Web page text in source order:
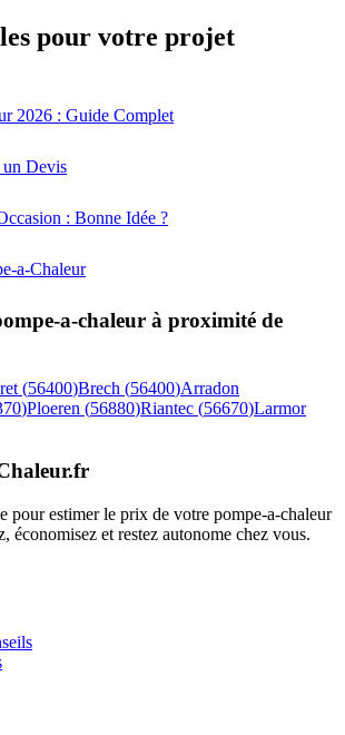
pour votre projet
2026 : Guide Complet
un Devis
: Bonne Idée ?
a-Chaleur
a-chaleur à proximité de
(56400)Brech (56400)Arradon
)Ploeren (56880)Riantec (56670)Larmor
.fr
pour estimer le prix de votre pompe-a-chaleur
économisez et restez autonome chez vous.